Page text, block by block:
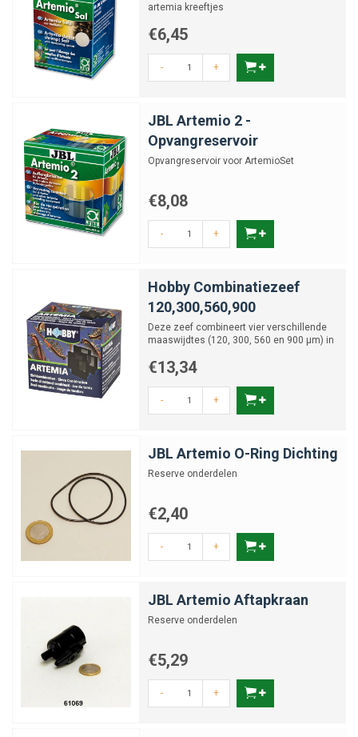
artemia kreeftjes
€6,45
- +
JBL Artemio 2 -
Opvangreservoir
Opvangreservoir voor ArtemioSet
€8,08
- +
Hobby Combinatiezeef
120,300,560,900
Deze zeef combineert vier verschillende
maaswijdtes (120, 300, 560 en 900 µm) in
€13,34
- +
JBL Artemio O-Ring Dichting
Reserve onderdelen
€2,40
- +
JBL Artemio Aftapkraan
Reserve onderdelen
€5,29
- +